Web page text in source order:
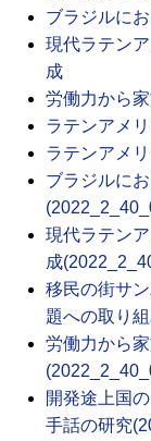
ブラジルに
現代ラテン
成
労働力から
ラテンアメ
ラテンアメ
ブラジルに
現代ラテン
成
移民の街サ
題への取り
労働力から
開発途上国
手話の研究